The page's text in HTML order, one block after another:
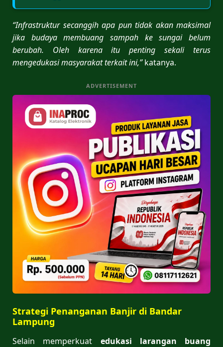
“Infrastruktur secanggih apa pun tidak akan maksimal
jika budaya membuang sampah ke sungai belum
berubah. Oleh karena itu penting sekali terus
mengedukasi masyarakat terkait ini,”katanya.
ADVERTISEMENT
Strategi Penanganan Banjir di Bandar
Lampung
Selain memperkuat edukasi larangan buang